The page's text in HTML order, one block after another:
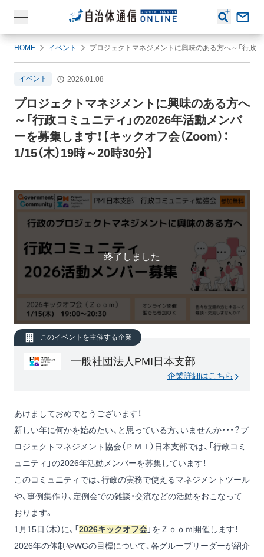
HOME イベント プロジェクトマネジメントに興味のある方へ～「行政コミュニティ」の2026年活動メンバーを募集します！【キックオフ会（Zoom）： 1/15（木）19時～20時30分】
イベント 2026.01.08
プロジェクトマネジメントに興味のある方へ
～「行政コミュニティ」の2026年活動メンバ
ーを募集します！【キックオフ会（Zoom）：
1/15（木）19時～20時30分】
終了しました
このイベントを主催する企業
一般社団法人PMI日本支部
企業詳細はこちら
あけましておめでとうございます！
新しい年に何かを始めたい、と思っている方、いませんか・・・？プ
ロジェクトマネジメント協会（ＰＭＩ）日本支部では、「行政コミ
ュニティ」の2026年活動メンバーを募集しています！
このコミュニティでは、行政の実務で使えるマネジメントツール
や、事例集作り、定例会での雑談・交流などの活動をおこなって
おります。
1月15日（木）に、「 2026キックオフ会」をＺｏｏｍ開催します！
2026年の体制やWGの目標について、各グループリーダーが紹介